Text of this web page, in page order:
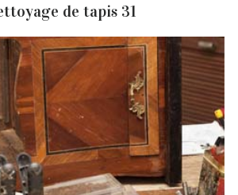
de tapis 31